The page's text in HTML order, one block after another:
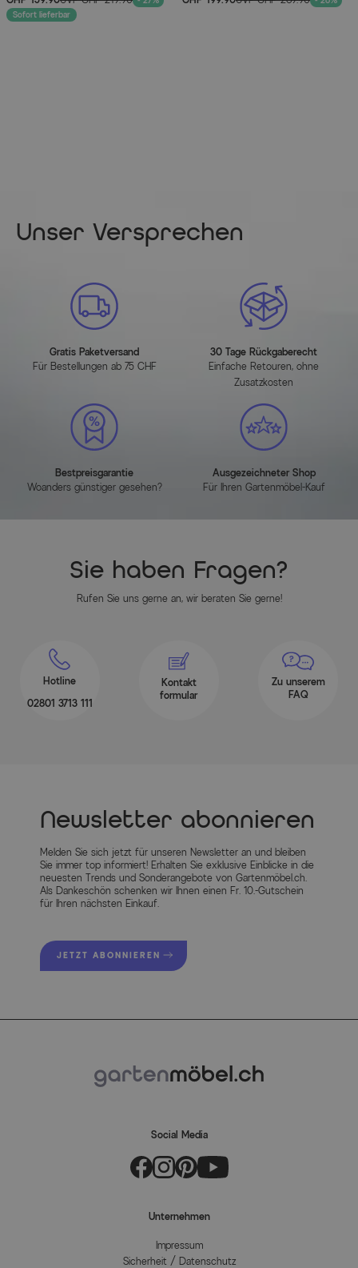
Hauptmaterial
Sofort lieferbar
Unser Versprechen
Gratis Paketversand
Für Bestellungen ab 75 CHF
30 Tage Rückgaberecht
Einfache Retouren, ohne
Zusatzkosten
Bestpreisgarantie
Woanders günstiger gesehen?
Ausgezeichneter Shop
Für Ihren Gartenmöbel-Kauf
Sie haben Fragen?
Rufen Sie uns gerne an, wir beraten Sie gerne!
Hotline
02801 3713 111
Kontakt
formular
Zu unserem
FAQ
Newsletter abonnieren
Melden Sie sich jetzt für unseren Newsletter an und bleiben
Sie immer top informiert! Erhalten Sie exklusive Einblicke in die
neuesten Trends und Sonderangebote von Gartenmöbel.ch.
Als Dankeschön schenken wir Ihnen einen Fr. 10.-Gutschein
für Ihren nächsten Einkauf.
JETZT ABONNIEREN
Social Media
Unternehmen
Impressum
Sicherheit / Datenschutz